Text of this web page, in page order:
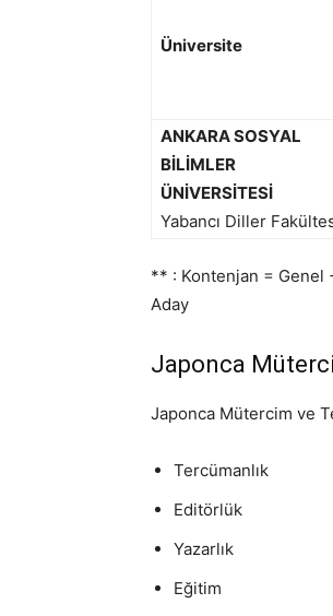
Üniversite
ANKARA SOSYAL
BİLİMLER
ÜNİVERSİTESİ
Yabancı Diller
** : Kontenjan = Genel
Aday
Japonca
Japonca Mütercim ve
Tercümanlık
Editörlük
Yazarlık
Eğitim